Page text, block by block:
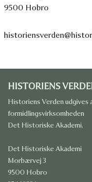
9500 Hobro
HISTORIENS
Historiens Verden udgives
formidlingsvirksomheden
Det Historiske Akademi.
Det Historiske Akademi
Morbærvej 3
9500 Hobro